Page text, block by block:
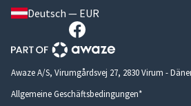
Deutsch — EUR
Awaze A/S, Virumgårdsvej 27, 2830 Virum -
Allgemeine Geschäftsbedingungen*